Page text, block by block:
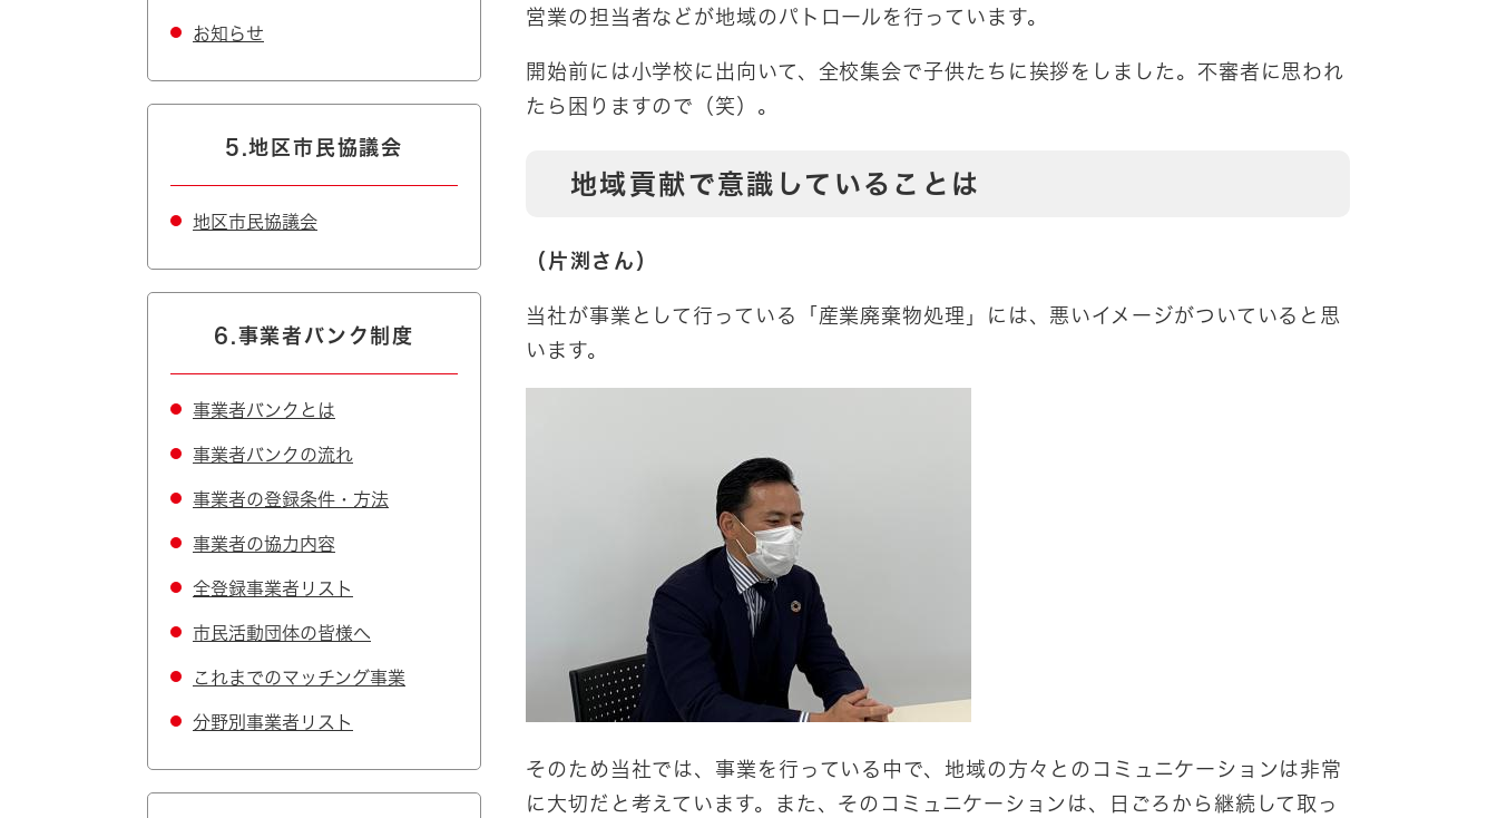
営業の担当者などが地域のパトロールを行っています。
開始前には小学校に出向いて、全校集会で子供たちに挨拶をしました。不審者に思われ
たら困りますので（笑）。
地域貢献で意識していることは
（片渕さん）
当社が事業として行っている「産業廃棄物処理」には、悪いイメージがついていると思
います。
そのため当社では、事業を行っている中で、地域の方々とのコミュニケーションは非常
に大切だと考えています。また、そのコミュニケーションは、日ごろから継続して取っ
お知らせ
5.地区市民協議会
地区市民協議会
6.事業者バンク制度
事業者バンクとは
事業者バンクの流れ
事業者の登録条件・方法
事業者の協力内容
全登録事業者リスト
市民活動団体の皆様へ
これまでのマッチング事業
分野別事業者リスト